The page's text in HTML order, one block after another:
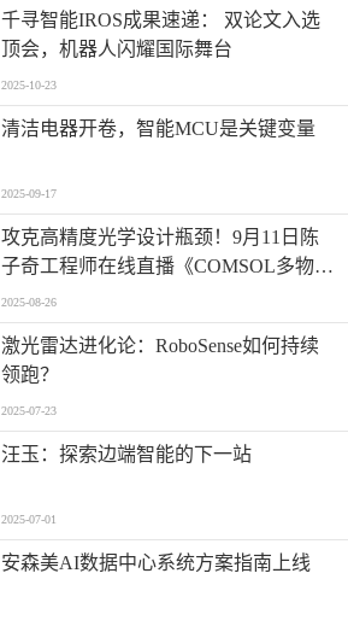
千寻智能IROS成果速递： 双论文入选
顶会，机器人闪耀国际舞台
2025-10-23
清洁电器开卷，智能MCU是关键变量
2025-09-17
攻克高精度光学设计瓶颈！9月11日陈
子奇工程师在线直播《COMSOL多物理
场仿真优化高精度光学系统设计》
2025-08-26
激光雷达进化论：RoboSense如何持续
领跑？
2025-07-23
汪玉：探索边端智能的下一站
2025-07-01
安森美AI数据中心系统方案指南上线